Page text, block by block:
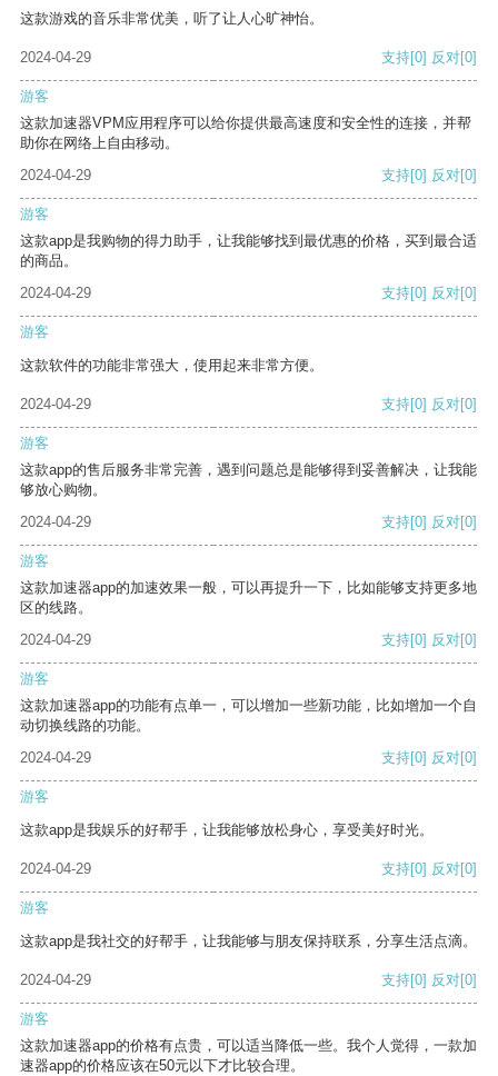
这款游戏的音乐非常优美，听了让人心旷神怡。
2024-04-29 支持[0] 反对[0]
游客
这款加速器VPM应用程序可以给你提供最高速度和安全性的连接，并帮
助你在网络上自由移动。
2024-04-29
支持[0] 反对[0]
游客
这款app是我购物的得力助手，让我能够找到最优惠的价格，买到最合适
的商品。
2024-04-29
支持[0] 反对[0]
游客
这款软件的功能非常强大，使用起来非常方便。
2024-04-29 支持[0] 反对[0]
游客
这款app的售后服务非常完善，遇到问题总是能够得到妥善解决，让我能
够放心购物。
2024-04-29
支持[0] 反对[0]
游客
这款加速器app的加速效果一般，可以再提升一下，比如能够支持更多地
区的线路。
2024-04-29
支持[0] 反对[0]
游客
这款加速器app的功能有点单一，可以增加一些新功能，比如增加一个自
动切换线路的功能。
2024-04-29
支持[0] 反对[0]
游客
这款app是我娱乐的好帮手，让我能够放松身心，享受美好时光。
2024-04-29 支持[0] 反对[0]
游客
这款app是我社交的好帮手，让我能够与朋友保持联系，分享生活点滴。
2024-04-29 支持[0] 反对[0]
游客
这款加速器app的价格有点贵，可以适当降低一些。我个人觉得，一款加
速器app的价格应该在50元以下才比较合理。